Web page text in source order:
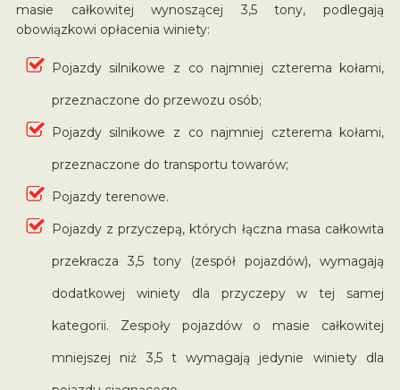
masie całkowitej wynoszącej 3,5 tony, podlegają
obowiązkowi opłacenia winiety:
Pojazdy silnikowe z co najmniej czterema kołami,
przeznaczone do przewozu osób;
Pojazdy silnikowe z co najmniej czterema kołami,
przeznaczone do transportu towarów;
Pojazdy terenowe.
Pojazdy z przyczepą, których łączna masa całkowita
przekracza 3,5 tony (zespół pojazdów), wymagają
dodatkowej winiety dla przyczepy w tej samej
kategorii. Zespoły pojazdów o masie całkowitej
mniejszej niż 3,5 t wymagają jedynie winiety dla